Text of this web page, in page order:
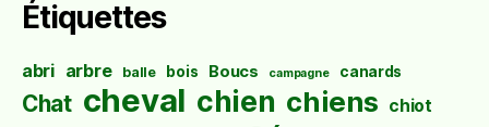
Étiquettes
abri arbre balle bois Boucs campagne canards
Chat cheval chien chiens chiot